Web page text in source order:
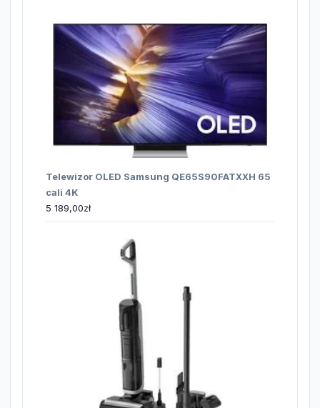
Telewizor OLED Samsung QE65S90FATXXH 65
cali 4K
5 189,00zł